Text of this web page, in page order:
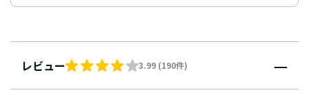
レビュー 3.99 (190件)